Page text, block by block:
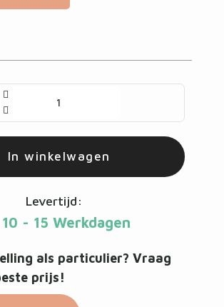
In winkelwagen
Levertijd:
10 - 15 Werkdagen
als particulier? Vraag
prijs!